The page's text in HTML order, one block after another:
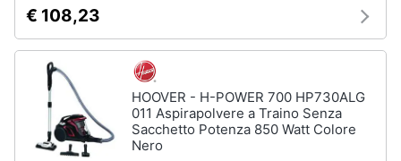
Asciugatrice
Microonde
offerta
tutti
€ 108,23
HOOVER - H-POWER 700 HP730ALG
011 Aspirapolvere a Traino Senza
Sacchetto Potenza 850 Watt Colore
Nero